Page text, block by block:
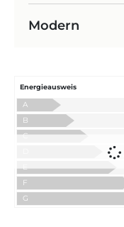
Modern
Energieausweis
A
B
C
E
F
G